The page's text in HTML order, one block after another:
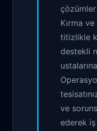
Kırma
titizlikle
destekli
ve
ederek